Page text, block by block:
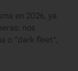
en 2026, ya
nos
o “dark fleet“,